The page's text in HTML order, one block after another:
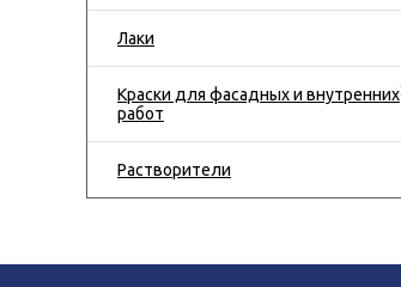
Лаки
Краски для фасадных и внутренних
работ
Растворители